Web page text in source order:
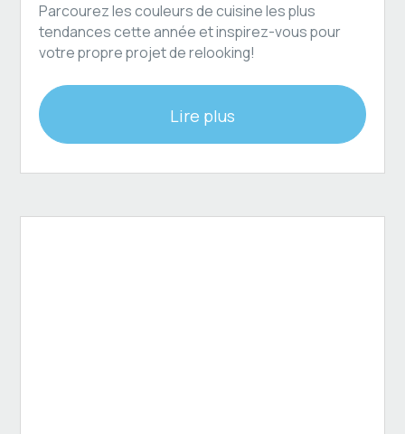
Parcourez les couleurs de cuisine les plus
tendances cette année et inspirez-vous pour
votre propre projet de relooking!
Lire plus